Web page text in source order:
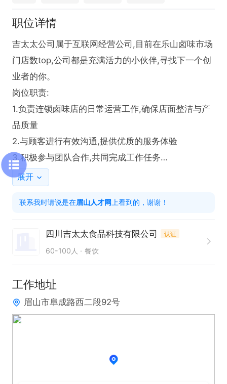
职位详情
吉太太公司属于互联网经营公司,目前在乐山卤味市场
门店数top,公司都是充满活力的小伙伴,寻找下一个创
业者的你。
岗位职责:
1.负责连锁卤味店的日常运营工作,确保店面整洁与产
品质量
2.与顾客进行有效沟通,提供优质的服务体验
3.积极参与团队合作,共同完成工作任务
任职要求:
2.能够适应快节奏的工作环境,保持工作效率
4、有过相关经验优先录取
5、门店可就近安排哦
发薪日期:15日
提成方式:销售额提成;
展开
联系我时请说是在眉山人才网 上看到的，谢谢！
四川吉太太食品科技有限公司 认证
60-100人 餐饮
工作地址
眉山市阜成路西二段92号